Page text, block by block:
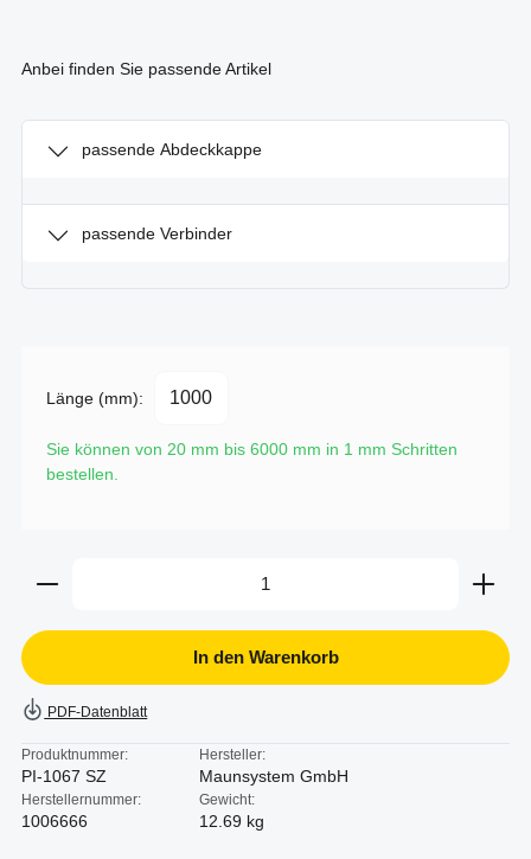
Anbei finden Sie passende Artikel
passende Abdeckkappe
passende Verbinder
Länge (mm):
Sie können von 20 mm bis 6000 mm in 1 mm Schritten
bestellen.
Produkt Anzahl: Gib den gewünschten Wert ein
In den Warenkorb
PDF-Datenblatt
Produktnummer:
PI-1067 SZ
Hersteller:
Maunsystem GmbH
Herstellernummer:
1006666
Gewicht:
12.69 kg